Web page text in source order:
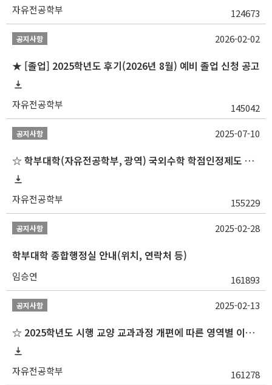
자유전공학부 124673
공지사항
★ [졸업] 2025학년도 후기(2026년 8월) 예비 졸업 신청 공고
자유전공학부 145042
2026-02-02
공지사항
☆ 학부대학(자유전공학부, 광역) 국외수학 학점인정제도 변경 안내(2025-2학기 파견학생부터)
자유전공학부 155229
2025-07-10
공지사항
학부대학 종합행정실 안내(위치, 연락처 등)
임승연 161893
2025-02-28
공지사항
☆ 2025학년도 시행 교양 교과과정 개편에 따른 영역별 이수 안내
자유전공학부 161278
2025-02-13